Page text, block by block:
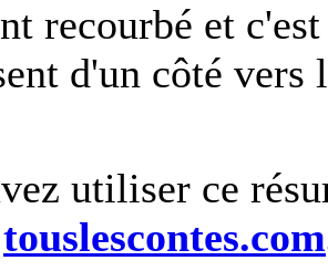
recourbé et
d'un côté vers
utiliser ce
touslescontes.com